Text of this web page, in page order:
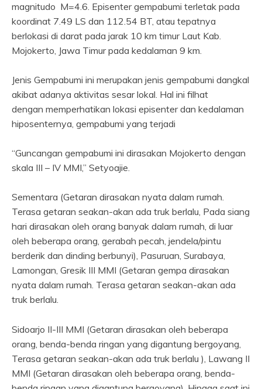
magnitudo M=4.6. Episenter gempabumi terletak pada
koordinat 7.49 LS dan 112.54 BT, atau tepatnya
berlokasi di darat pada jarak 10 km timur Laut Kab.
Mojokerto, Jawa Timur pada kedalaman 9 km.
Jenis Gempabumi ini merupakan jenis gempabumi dangkal
akibat adanya aktivitas sesar lokal. Hal ini filhat
dengan memperhatikan lokasi episenter dan kedalaman
hiposenternya, gempabumi yang terjadi
“Guncangan gempabumi ini dirasakan Mojokerto dengan
skala III – IV MMI,” Setyoajie.
Sementara (Getaran dirasakan nyata dalam rumah.
Terasa getaran seakan-akan ada truk berlalu, Pada siang
hari dirasakan oleh orang banyak dalam rumah, di luar
oleh beberapa orang, gerabah pecah, jendela/pintu
berderik dan dinding berbunyi), Pasuruan, Surabaya,
Lamongan, Gresik III MMI (Getaran gempa dirasakan
nyata dalam rumah. Terasa getaran seakan-akan ada
truk berlalu.
Sidoarjo II-III MMI (Getaran dirasakan oleh beberapa
orang, benda-benda ringan yang digantung bergoyang,
Terasa getaran seakan-akan ada truk berlalu ), Lawang II
MMI (Getaran dirasakan oleh beberapa orang, benda-